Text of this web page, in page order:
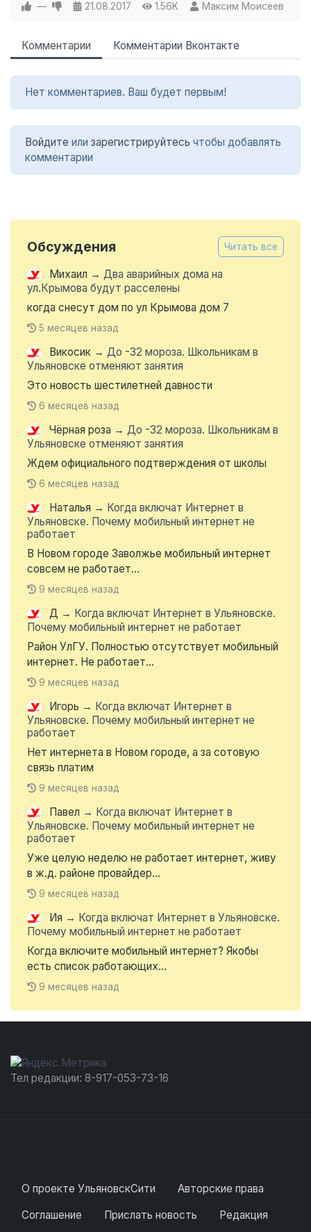
— 21.08.2017 1.56K Максим Моисеев
Комментарии Комментарии Вконтакте
Нет комментариев. Ваш будет первым!
Войдите или зарегистрируйтесь чтобы добавлять
комментарии
Обсуждения Читать все
Михаил → Два аварийных дома на
ул.Крымова будут расселены
когда снесут дом по ул Крымова дом 7
5 месяцев назад
Викосик → До -32 мороза. Школьникам в
Ульяновске отменяют занятия
Это новость шестилетней давности
6 месяцев назад
Чёрная роза → До -32 мороза. Школьникам в
Ульяновске отменяют занятия
Ждем официального подтверждения от школы
6 месяцев назад
Наталья → Когда включат Интернет в
Ульяновске. Почему мобильный интернет не
работает
В Новом городе Заволжье мобильный интернет
совсем не работает...
9 месяцев назад
Д → Когда включат Интернет в Ульяновске.
Почему мобильный интернет не работает
Район УлГУ. Полностью отсутствует мобильный
интернет. Не работает...
9 месяцев назад
Игорь → Когда включат Интернет в
Ульяновске. Почему мобильный интернет не
работает
Нет интернета в Новом городе, а за сотовую
связь платим
9 месяцев назад
Павел → Когда включат Интернет в
Ульяновске. Почему мобильный интернет не
работает
Уже целую неделю не работает интернет, живу
в ж.д. районе провайдер...
9 месяцев назад
Ия → Когда включат Интернет в Ульяновске.
Почему мобильный интернет не работает
Когда включите мобильный интернет? Якобы
есть список работающих...
9 месяцев назад
Тел редакции: 8-917-053-73-16
О проекте УльяновскСити
Авторские права
Соглашение
Прислать новость Редакция